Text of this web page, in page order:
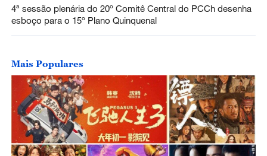
4ª sessão plenária do 20º Comitê Central do PCCh desenha
esboço para o 15º Plano Quinquenal
Mais Populares